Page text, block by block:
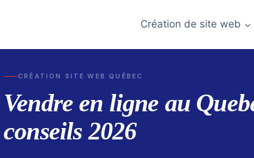
Création de site web
CRÉATION SITE WEB QUÉBEC
Vendre en ligne au
conseils 2026